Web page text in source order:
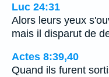
Luc 24:31
Alors leurs yeux
mais il disparut de
Actes 8:39,40
Quand ils furent